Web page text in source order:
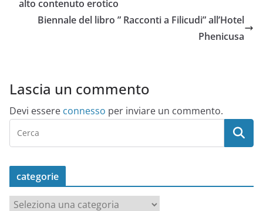
alto contenuto erotico
Biennale del libro ” Racconti a Filicudi” all’Hotel
Phenicusa
Lascia un commento
Devi essere connesso per inviare un commento.
categorie